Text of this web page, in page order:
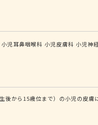
小児耳鼻咽喉科 小児皮膚科 小児神
後から15歳位まで）の小児の皮膚